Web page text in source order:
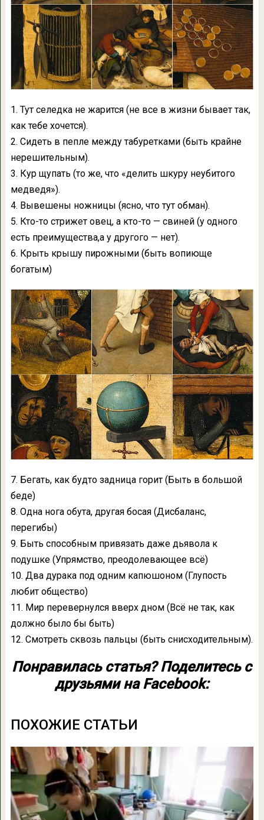
1. Тут селедка не жарится (не все в жизни бывает так,
как тебе хочется).
2. Сидеть в пепле между табуретками (быть крайне
нерешительным).
3. Кур щупать (то же, что «делить шкуру неубитого
медведя»).
4. Вывешены ножницы (ясно, что тут обман).
5. Кто-то стрижет овец, а кто-то — свиней (у одного
есть преимущества,а у другого — нет).
6. Крыть крышу пирожными (быть вопиюще
богатым)
7. Бегать, как будто задница горит (Быть в большой
беде)
8. Одна нога обута, другая босая (Дисбаланс,
перегибы)
9. Быть способным привязать даже дьявола к
подушке (Упрямство, преодолевающее всё)
10. Два дурака под одним капюшоном (Глупость
любит общество)
11. Мир перевернулся вверх дном (Всё не так, как
должно было бы быть)
12. Смотреть сквозь пальцы (быть снисходительным).
Понравилась статья? Поделитесь с
друзьями на Facebook:
ПОХОЖИЕ СТАТЬИ